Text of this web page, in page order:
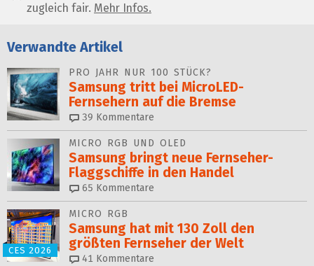
zugleich fair. Mehr Infos.
Verwandte Artikel
PRO JAHR NUR 100 STÜCK?
Samsung tritt bei MicroLED-
Fernsehern auf die Bremse
39 Kommentare
MICRO RGB UND OLED
Samsung bringt neue Fernseher-
Flaggschiffe in den Handel
65 Kommentare
CES 2026
MICRO RGB
Samsung hat mit 130 Zoll den
größten Fernseher der Welt
41 Kommentare